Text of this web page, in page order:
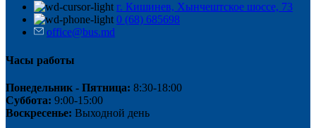
г. Кишинев, Хынчештское шоссе, 73
0 (68) 685698
office@bus.md
Часы работы
Понедельник - Пятница: 8:30-18:00
Суббота: 9:00-15:00
Воскресенье: Выходной день